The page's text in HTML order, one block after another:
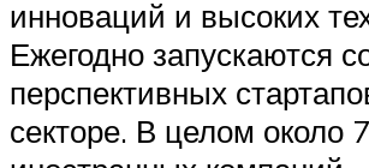
инноваций и высоких
Ежегодно запускаются
перспективных
секторе. В целом около